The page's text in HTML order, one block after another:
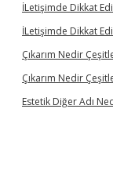
İLetişimde Dikkat
İLetişimde Dikkat
Çıkarım Nedir
Çıkarım Nedir
Estetik Diğer Adı